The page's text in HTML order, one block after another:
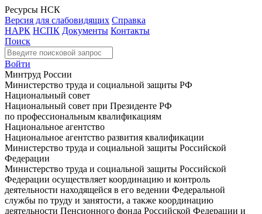
Ресурсы НСК
Версия для слабовидящих Справка
НАРК НСПК Документы Контакты
Поиск
Войти
Минтруд России
Министерство труда и социальной защиты РФ
Национальный совет
Национальный совет при Президенте РФ
по профессиональным квалификациям
Национальное агентство
Национальное агентство развития квалификации
Министерство труда и социальной защиты Российской
Федерации
Министерство труда и социальной защиты Российской
Федерации осуществляет координацию и контроль
деятельности находящейся в его ведении Федеральной
службы по труду и занятости, а также координацию
деятельности Пенсионного фонда Российской Федерации и